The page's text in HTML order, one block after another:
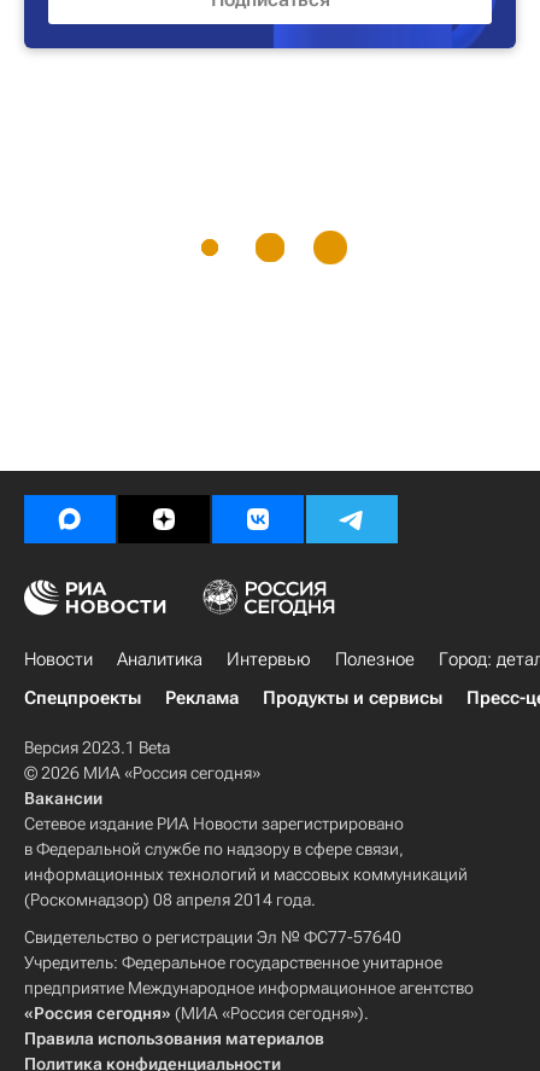
Новости Аналитика Интервью Полезное
Город:
Спецпроекты
Реклама Продукты и сервисы Пресс-
Версия 2023.1 Beta
© 2026 МИА «Россия сегодня»
Вакансии
Сетевое издание РИА Новости зарегистрировано
в Федеральной службе по надзору в сфере связи,
информационных технологий и массовых коммуникаций
(Роскомнадзор) 08 апреля 2014 года.
Свидетельство о регистрации Эл № ФС77-57640
Учредитель: Федеральное государственное унитарное
предприятие Международное информационное агентство
«Россия сегодня» (МИА «Россия сегодня»).
Правила использования материалов
Политика конфиденциальности